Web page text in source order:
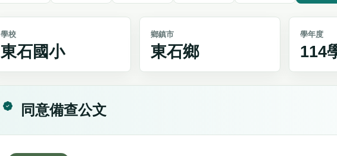
學校
東石國小
鄉鎮市
東石鄉
學年度
114
同意備查公文